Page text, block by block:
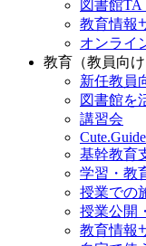
図書館TA
教育情報
オンライ
教育（教員向け
新任教員
図書館を
講習会
基幹教育
学習・教
授業での
授業公開
教育情報